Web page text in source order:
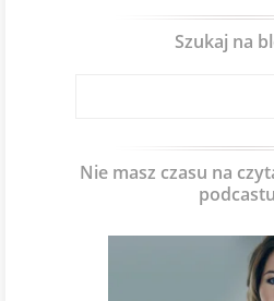
Szukaj na
Nie masz czasu na